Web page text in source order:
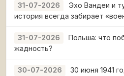
31-07-2026
Эхо Вандеи и
история всегда забирает
31-07-2026
Польша: что
жадность?
30-07-2026
30 июня 1941